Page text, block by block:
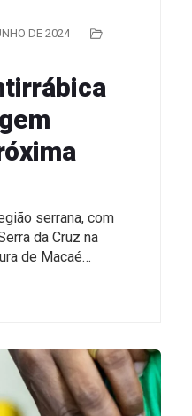
DE 2024
serrana, com
da Cruz na
de Macaé…